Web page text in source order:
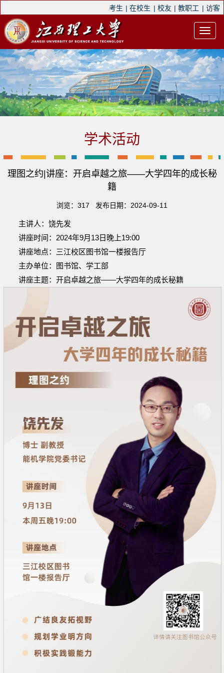
考生 | 在校生 | 校友 | 教职工 | 访客
学术活动
理图之约|讲座：开启卓越之旅——大学四年的成长秘
籍
浏览： 317 发布日期：2024-09-11
主讲人：饶先发
讲座时间：2024年9月13日晚上19:00
讲座地点：三江校区图书馆一楼报告厅
主办单位：图书馆、学工部
讲座主题：开启卓越之旅——大学四年的成长秘籍